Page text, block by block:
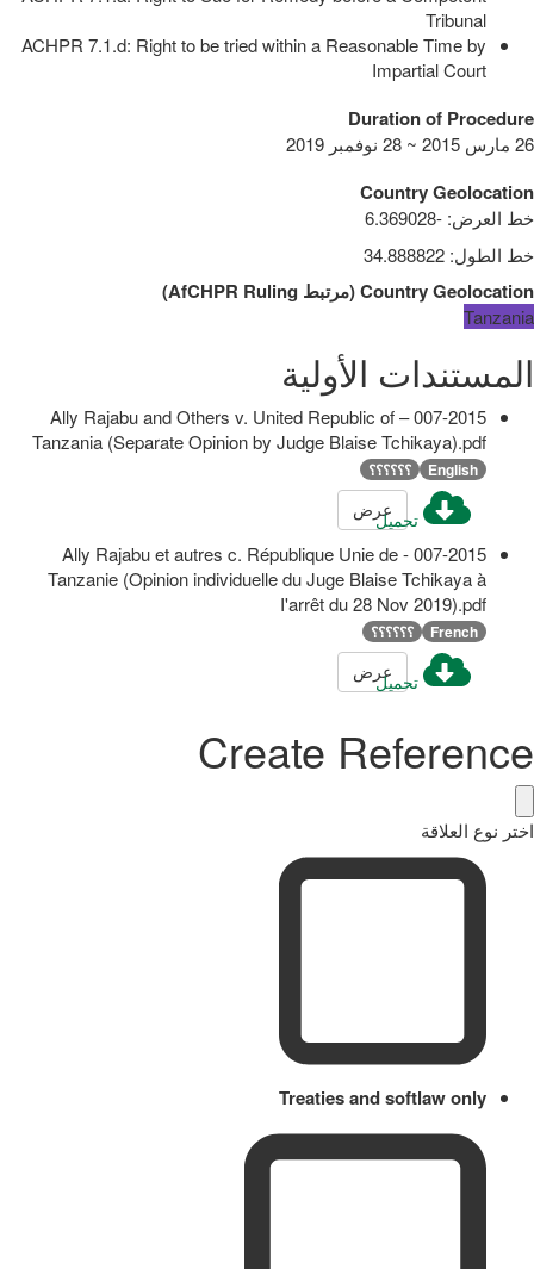
Tribunal
ACHPR 7.1.d: Right to be tried within a Reasonable Time by
Impartial Court
Duration of Procedure
26 مارس 2015 ~ 28 نوفمبر 2019
Country Geolocation
خط العرض:
-6.369028
خط الطول:
34.888822
Country Geolocation
(مرتبط AfCHPR Ruling
)
Tanzania
المستندات الأولية
007-2015 – Ally Rajabu and Others v. United Republic of
Tanzania (Separate Opinion by Judge Blaise Tchikaya).pdf
English ؟؟؟؟؟؟
تحميلعرض
007-2015 - Ally Rajabu et autres c. République Unie de
Tanzanie (Opinion individuelle du Juge Blaise Tchikaya à
I'arrêt du 28 Nov 2019).pdf
French ؟؟؟؟؟؟
تحميلعرض
Create Reference
اختر نوع العلاقة
Treaties and softlaw only